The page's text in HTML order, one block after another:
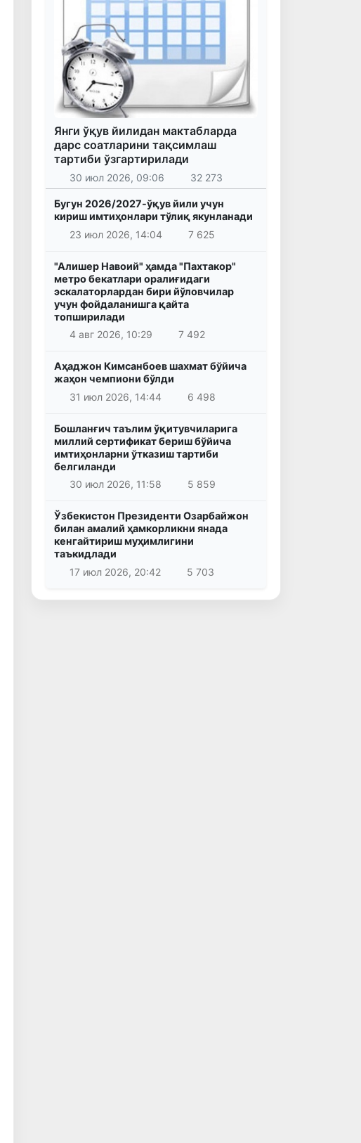
Янги ўқув йилидан мактабларда
дарс соатларини тақсимлаш
тартиби ўзгартирилади
30 июл 2026, 09:06 32 273
Бугун 2026/2027-ўқув йили учун
кириш имтиҳонлари тўлиқ якунланади
23 июл 2026, 14:04
7 625
"Алишер Навоий" ҳамда "Пахтакор"
метро бекатлари оралиғидаги
эскалаторлардан бири йўловчилар
учун фойдаланишга қайта
топширилади
4 авг 2026, 10:29
7 492
Аҳаджон Кимсанбоев шахмат бўйича
жаҳон чемпиони бўлди
31 июл 2026, 14:44
6 498
Бошланғич таълим ўқитувчиларига
миллий сертификат бериш бўйича
имтиҳонларни ўтказиш тартиби
белгиланди
30 июл 2026, 11:58
5 859
Ўзбекистон Президенти Озарбайжон
билан амалий ҳамкорликни янада
кенгайтириш муҳимлигини
таъкидлади
17 июл 2026, 20:42
5 703